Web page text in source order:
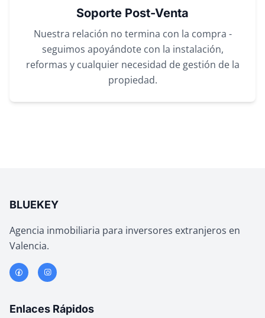
Soporte Post-Venta
Nuestra relación no termina con la compra -
seguimos apoyándote con la instalación,
reformas y cualquier necesidad de gestión de la
propiedad.
BLUEKEY
Agencia inmobiliaria para inversores extranjeros en
Valencia.
Enlaces Rápidos